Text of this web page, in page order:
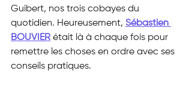
Guibert, nos trois cobayes du
quotidien. Heureusement, Sébastien
BOUVIER était là à chaque fois pour
remettre les choses en ordre avec ses
conseils pratiques.